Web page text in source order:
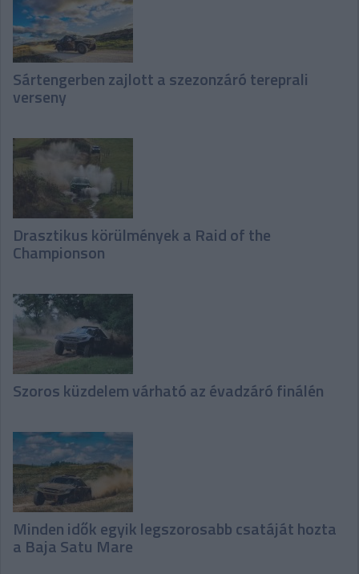
Sártengerben zajlott a szezonzáró tereprali
verseny
Drasztikus körülmények a Raid of the
Championson
Szoros küzdelem várható az évadzáró finálén
Minden idők egyik legszorosabb csatáját hozta
a Baja Satu Mare